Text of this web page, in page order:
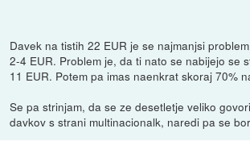
Davek na tistih 22 EUR je se najmanjsi
2-4 EUR. Problem je, da ti nato se nabijejo se
11 EUR. Potem pa imas naenkrat skoraj 70%
Se pa strinjam, da se ze desetletje veliko
davkov s strani multinacionalk, naredi pa se